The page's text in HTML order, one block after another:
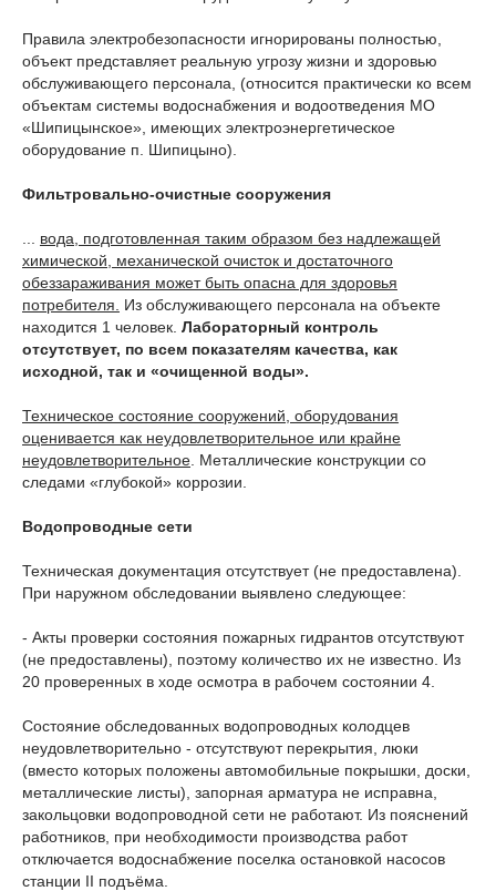
Правила электробезопасности игнорированы полностью,
объект представляет реальную угрозу жизни и здоровью
обслуживающего персонала, (относится практически ко всем
объектам системы водоснабжения и водоотведения МО
«Шипицынское», имеющих электроэнергетическое
оборудование п. Шипицыно).
Фильтровально-очистные сооружения
вода, подготовленная таким образом без надлежащей
химической, механической очисток и достаточного
обеззараживания может быть опасна для здоровья
потребителя.
Из обслуживающего персонала на объекте
находится 1 человек. Лабораторный контроль
отсутствует, по всем показателям качества, как
исходной, так и «очищенной воды».
Техническое состояние сооружений, оборудования
оценивается как неудовлетворительное или крайне
неудовлетворительное . Металлические конструкции со
следами «глубокой» коррозии.
Водопроводные сети
Техническая документация отсутствует (не предоставлена).
При наружном обследовании выявлено следующее:
- Акты проверки состояния пожарных гидрантов отсутствуют
(не предоставлены), поэтому количество их не известно. Из
20 проверенных в ходе осмотра в рабочем состоянии 4.
Состояние обследованных водопроводных колодцев
неудовлетворительно - отсутствуют перекрытия, люки
(вместо которых положены автомобильные покрышки, доски,
металлические листы), запорная арматура не исправна,
закольцовки водопроводной сети не работают. Из пояснений
работников, при необходимости производства работ
отключается водоснабжение поселка остановкой насосов
станции II подъёма.